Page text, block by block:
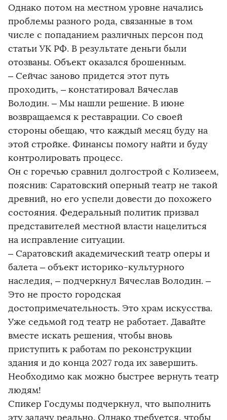
Однако потом на местном уровне начались
проблемы разного рода, связанные в том
числе с попаданием различных персон под
статьи УК РФ. В результате деньги были
отозваны. Объект оказался брошенным.
– Сейчас заново придется этот путь
проходить, – констатировал Вячеслав
Володин. – Мы нашли решение. В июне
возвращаемся к реставрации. Со своей
стороны обещаю, что каждый месяц буду на
этой стройке. Финансы помогу найти и буду
контролировать процесс.
Он с горечью сравнил долгострой с Колизеем,
пояснив: Саратовский оперный театр не такой
древний, но его успели довести до похожего
состояния. Федеральный политик призвал
представителей местной власти нацелиться
на исправление ситуации.
– Саратовский академический театр оперы и
балета – объект историко-культурного
наследия, – подчеркнул Вячеслав Володин. –
Это не просто городская
достопримечательность. Это храм искусства.
Уже седьмой год театр не работает. Давайте
вместе искать решения, чтобы вновь
приступить к работам по реконструкции
здания и до конца 2027 года их завершить.
Необходимо как можно быстрее вернуть театр
людям!
Спикер Госдумы подчеркнул, что выполнить
эту задачу реально. Однако требуется, чтобы